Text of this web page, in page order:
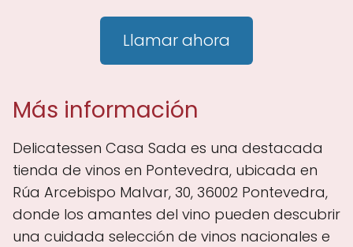
Llamar ahora
Más información
Delicatessen Casa Sada es una destacada
tienda de vinos en Pontevedra, ubicada en
Rúa Arcebispo Malvar, 30, 36002 Pontevedra,
donde los amantes del vino pueden descubrir
una cuidada selección de vinos nacionales e